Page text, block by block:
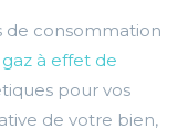
de consommation
à effet de
pour vos
de votre bien,